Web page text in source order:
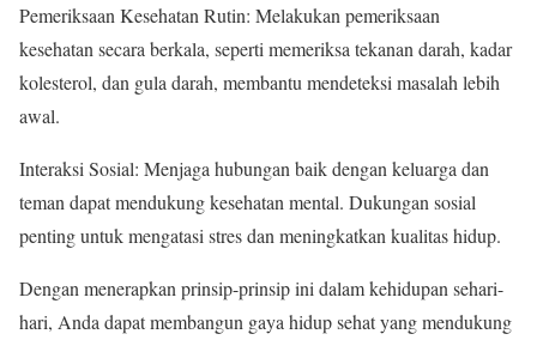
Pemeriksaan Kesehatan Rutin: Melakukan pemeriksaan
kesehatan secara berkala, seperti memeriksa tekanan darah, kadar
kolesterol, dan gula darah, membantu mendeteksi masalah lebih
awal.
Interaksi Sosial: Menjaga hubungan baik dengan keluarga dan
teman dapat mendukung kesehatan mental. Dukungan sosial
penting untuk mengatasi stres dan meningkatkan kualitas hidup.
Dengan menerapkan prinsip-prinsip ini dalam kehidupan sehari-
hari, Anda dapat membangun gaya hidup sehat yang mendukung